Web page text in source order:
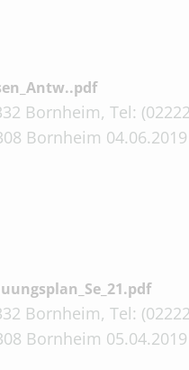
Bornheim, Tel:
Bornheim
Bornheim, Tel:
Bornheim